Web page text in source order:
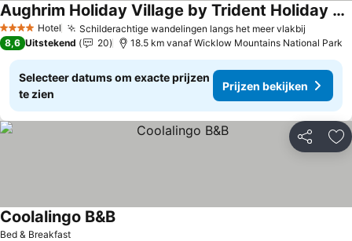
4 SterrenHotel Schilderachtige wandelingen langs het meer vlakbij
Aughrim Holiday Village by Trident Holiday Homes
8,6 Uitstekend 20 18.5 km vanaf Wicklow Mountains National Park
Selecteer datums om exacte prijzen
te zien
Prijzen bekijken
Delen
Bed & Breakfast
Coolalingo B&B